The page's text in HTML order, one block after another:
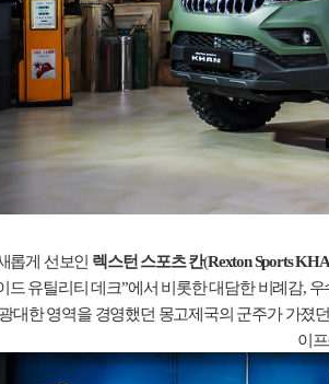
롭게 선보인 렉스턴 스포츠 칸(Rexton Sports
드 유틸리티 데크”에서 비롯한 대담한 비례감, 우
광대한 영역을 경영했던 몽고제국의 군주가 가졌
이